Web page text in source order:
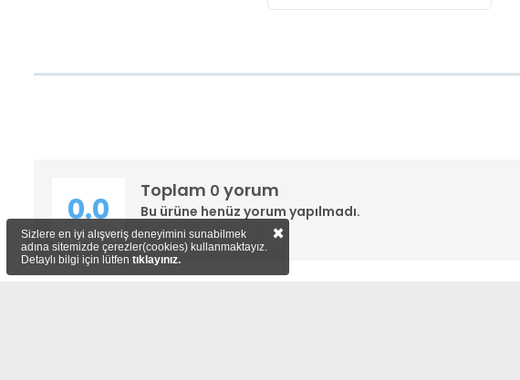
Toplam 0 yorum
Bu ürüne henüz yorum yapılmadı.
0.0
Sizlere en iyi alışveriş deneyimini sunabilmek
adına sitemizde çerezler(cookies) kullanmaktayız.
Detaylı bilgi için lütfen tıklayınız.
×